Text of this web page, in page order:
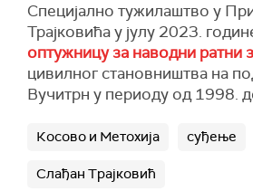
Специјално тужилаштво у
Трајковића у јулу 2023.
оптужницу за наводни ратни
цивилног становништва на
Вучитрн у периоду од 1998.
Косово и Метохија суђење
Слађан Трајковић